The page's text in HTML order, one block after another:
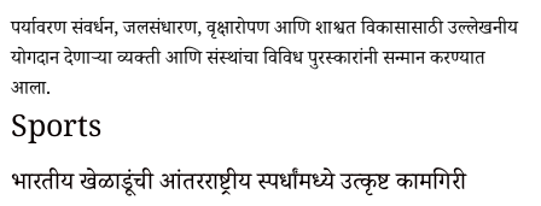
पर्यावरण संवर्धन, जलसंधारण, वृक्षारोपण आणि शाश्वत विकासासाठी उल्लेखनीय
योगदान देणाऱ्या व्यक्ती आणि संस्थांचा विविध पुरस्कारांनी सन्मान करण्यात
आला.
Sports
भारतीय खेळाडूंची आंतरराष्ट्रीय स्पर्धांमध्ये उत्कृष्ट कामगिरी